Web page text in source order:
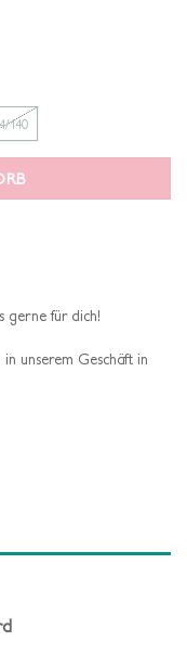
140
gerne für dich!
unserem Geschäft in